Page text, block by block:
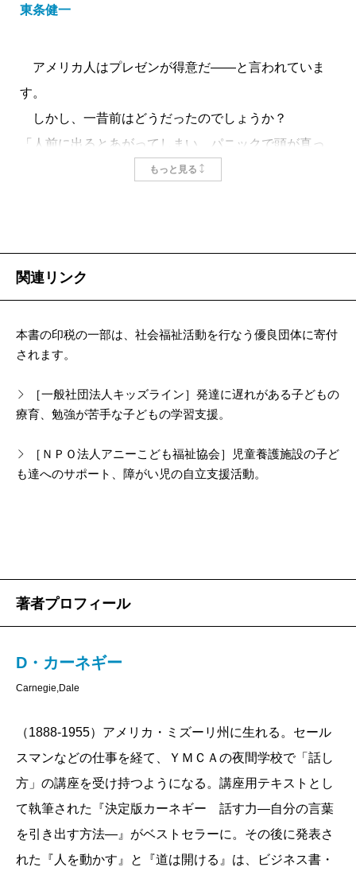
東条健一
アメリカ人はプレゼンが得意だ――と言われていま
す。
しかし、一昔前はどうだったのでしょうか？
「人前に出るとあがってしまい、パニックで頭が真っ
白になって何を言っていいかわからなくなってしま
です。アメリカ人にとって、人前で話すことはたいへ
始めました。彼はニューヨークで社会人向けの講座を
有名になりました（後にカーネギーは、自分の考えを
人前で述べる技術を、『 決定版カーネギー 話す力―
自分の言葉を引き出す方法―』〈新潮社〉という著書
にまとめました）。
い方の本を書いてみてはどうか？とカーネギーに提案
しました。
過去に2度、サイモン＆シュスターから原稿を没にさ
れていたカーネギーは多忙を理由に執筆を断ります
仕方なく引き受けますが、やがて、自分が書こうとし
ている原稿の価値に気づきました。真剣に原稿を書き
始め、2年以上かけて最終稿を仕上げました。
最初は、タイトルを『How to Get the Welcoming-In
Response（友好的な反応を得る方法）』とするつもり
でしたが、やがて『How to Make Friends and Influence
もっと見る
関連リンク
本書の印税の一部は、社会福祉活動を行なう優良団体に寄付
されます。
［一般社団法人キッズライン］発達に遅れがある子どもの
療育、勉強が苦手な子どもの学習支援。
［ＮＰＯ法人アニーこども福祉協会］児童養護施設の子ど
も達へのサポート、障がい児の自立支援活動。
著者プロフィール
D・カーネギー
Carnegie,Dale
（1888-1955）アメリカ・ミズーリ州に生れる。セール
スマンなどの仕事を経て、ＹＭＣＡの夜間学校で「話し
方」の講座を受け持つようになる。講座用テキストとし
て執筆された『決定版カーネギー 話す力―自分の言葉
を引き出す方法―』がベストセラーに。その後に発表さ
れた『人を動かす』と『道は開ける』は、ビジネス書・